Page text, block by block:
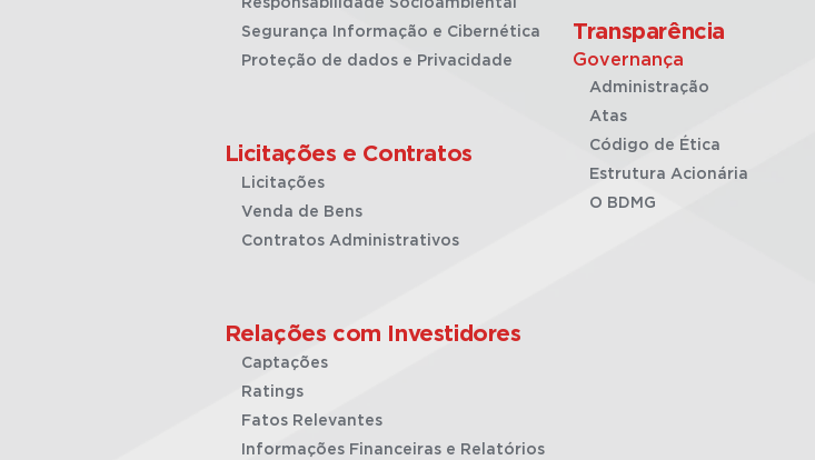
Responsabilidade Socioambiental
Segurança Informação e Cibernética
Proteção de dados e Privacidade
Licitações e Contratos
Licitações
Venda de Bens
Contratos Administrativos
Relações com Investidores
Captações
Ratings
Fatos Relevantes
Informações Financeiras e Relatórios
Transparência
Governança
Administração
Atas
Código de Ética
Estrutura Acionária
O BDMG